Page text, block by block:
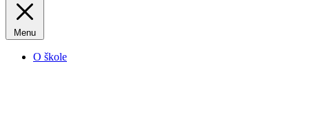
Menu
O škole